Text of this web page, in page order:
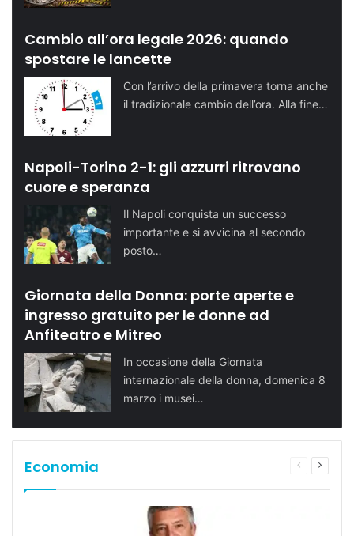
Cambio all’ora legale 2026: quando
spostare le lancette
Con l’arrivo della primavera torna anche
il tradizionale cambio dell’ora. Alla fine…
Napoli-Torino 2-1: gli azzurri ritrovano
cuore e speranza
Il Napoli conquista un successo
importante e si avvicina al secondo
posto…
Giornata della Donna: porte aperte e
ingresso gratuito per le donne ad
Anfiteatro e Mitreo
In occasione della Giornata
internazionale della donna, domenica 8
marzo i musei…
Economia
Pagina